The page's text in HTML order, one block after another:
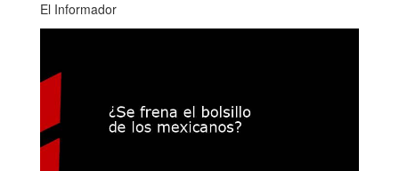
El Informador